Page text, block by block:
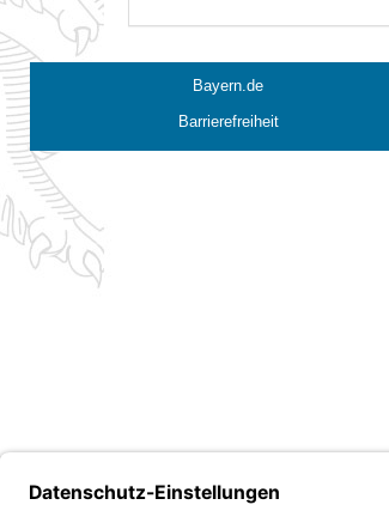
Bayern.de
Barrierefreiheit